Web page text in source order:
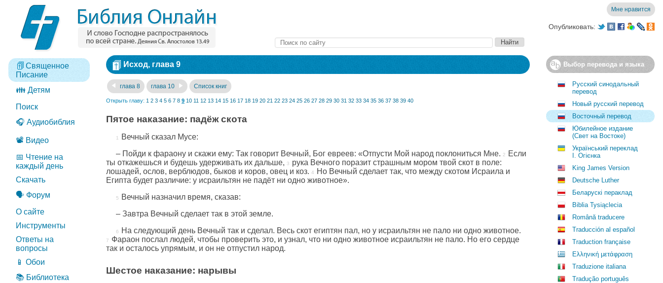
Мне нравится
Опубликовать:
Священное
Писание
👪 Детям
Поиск
🎧 Аудиобиблия
📽️ Видео
📅 Чтение на
каждый день
Скачать
🗣️ Форум
О сайте
Инструменты
Ответы на
вопросы
📱 Обои
📚 Библиотека
Исход, глава 9
глава 8 глава 10 Список книг
Открыть главу: 1 2 3 4 5 6 7 8 9 10 11 12 13 14 15 16 17 18 19 20 21 22 23 24 25 26 27 28 29 30 31 32 33 34 35 36 37 38 39 40
Пятое наказание: падёж скота
Вечный сказал Мусе:
– Пойди к фараону и скажи ему: Так говорит Вечный, Бог евреев: «Отпусти Мой народ поклониться Мне.
Если
ты откажешься и будешь удерживать их дальше,
рука Вечного поразит страшным мором твой скот в поле:
лошадей, ослов, верблюдов, быков и коров, овец и коз.
Но Вечный сделает так, что между скотом Исраила и
Египта будет различие: у исраильтян не падёт ни одно животное».
Вечный назначил время, сказав:
– Завтра Вечный сделает так в этой земле.
На следующий день Вечный так и сделал. Весь скот египтян пал, но у исраильтян не пало ни одно животное.
Фараон послал людей, чтобы проверить это, и узнал, что ни одно животное исраильтян не пало. Но его сердце
так и осталось упрямым, и он не отпустил народ.
Шестое наказание: нарывы
Выбор перевода и языка
Русский синодальный
перевод
Новый русский перевод
Восточный перевод
Юбилейное издание
(Свет на Востоке)
Український переклад
І. Огієнка
King James Version
Deutsche Luther
Беларускі пераклад
Biblia Tysiąclecia
Română traducere
Traducción al español
Traduction française
Ελληνική μετάφραση
Traduzione italiana
Tradução português